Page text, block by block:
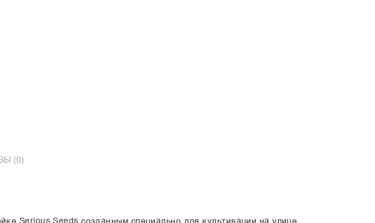
ОТЗЫВЫ (0)
Serious Seeds созданным специально для культивации на улице.